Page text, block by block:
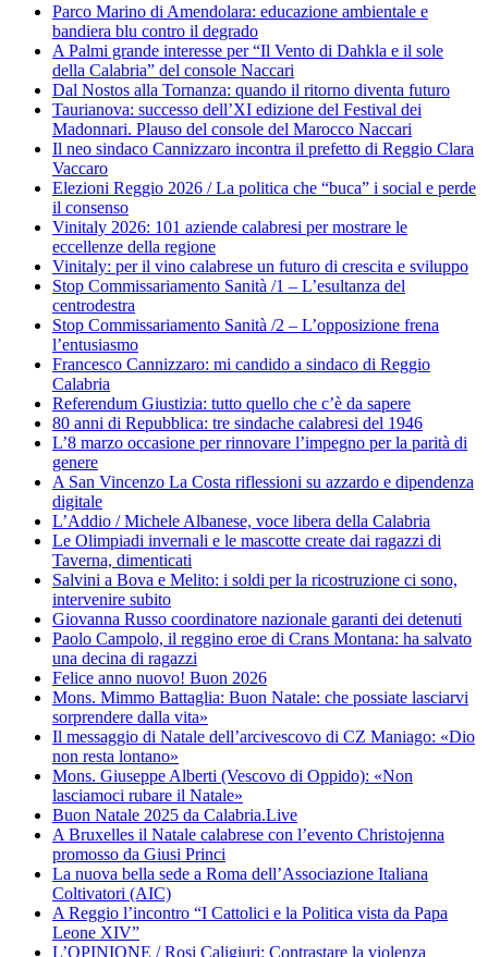
Parco Marino di Amendolara: educazione ambientale e
bandiera blu contro il degrado
A Palmi grande interesse per “Il Vento di Dahkla e il sole
della Calabria” del console Naccari
Dal Nostos alla Tornanza: quando il ritorno diventa futuro
Taurianova: successo dell’XI edizione del Festival dei
Madonnari. Plauso del console del Marocco Naccari
Il neo sindaco Cannizzaro incontra il prefetto di Reggio Clara
Vaccaro
Elezioni Reggio 2026 / La politica che “buca” i social e perde
il consenso
Vinitaly 2026: 101 aziende calabresi per mostrare le
eccellenze della regione
Vinitaly: per il vino calabrese un futuro di crescita e sviluppo
Stop Commissariamento Sanità /1 – L’esultanza del
centrodestra
Stop Commissariamento Sanità /2 – L’opposizione frena
l’entusiasmo
Francesco Cannizzaro: mi candido a sindaco di Reggio
Calabria
Referendum Giustizia: tutto quello che c’è da sapere
80 anni di Repubblica: tre sindache calabresi del 1946
L’8 marzo occasione per rinnovare l’impegno per la parità di
genere
A San Vincenzo La Costa riflessioni su azzardo e dipendenza
digitale
L’Addio / Michele Albanese, voce libera della Calabria
Le Olimpiadi invernali e le mascotte create dai ragazzi di
Taverna, dimenticati
Salvini a Bova e Melito: i soldi per la ricostruzione ci sono,
intervenire subito
Giovanna Russo coordinatore nazionale garanti dei detenuti
Paolo Campolo, il reggino eroe di Crans Montana: ha salvato
una decina di ragazzi
Felice anno nuovo! Buon 2026
Mons. Mimmo Battaglia: Buon Natale: che possiate lasciarvi
sorprendere dalla vita»
Il messaggio di Natale dell’arcivescovo di CZ Maniago: «Dio
non resta lontano»
Mons. Giuseppe Alberti (Vescovo di Oppido): «Non
lasciamoci rubare il Natale»
Buon Natale 2025 da Calabria.Live
A Bruxelles il Natale calabrese con l’evento Christojenna
promosso da Giusi Princi
La nuova bella sede a Roma dell’Associazione Italiana
Coltivatori (AIC)
A Reggio l’incontro “I Cattolici e la Politica vista da Papa
Leone XIV”
L’OPINIONE / Rosi Caligiuri: Contrastare la violenza